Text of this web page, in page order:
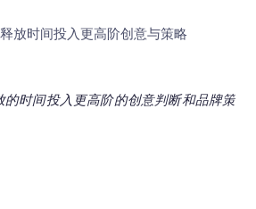
放时间投入更高阶创意与策略
的时间投入更高阶的创意判断和品牌策